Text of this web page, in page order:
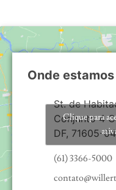
Onde estamos
St. de
Conjunto 4
DF, 71605-
(61) 3366-5000
Clique para